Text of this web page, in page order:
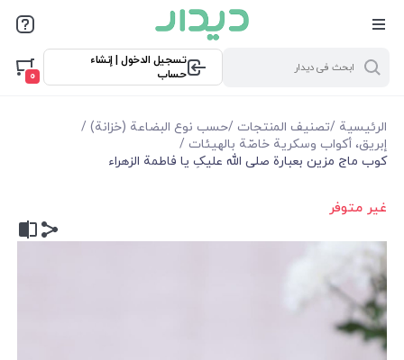
تسجيل الدخول | إنشاء
حساب
0
الرئيسية /تصنيف المنتجات /حسب نوع البضاعة (خزانة) /
إبريق، أكواب وسكرية خاصّة بالهيئات /
كوب ماج مزين بعبارة صلى الله عليکِ يا فاطمة الزهراء
غير متوفر